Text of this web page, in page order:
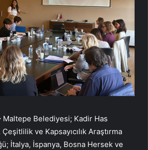
Maltepe Belediyesi; Kadir Has
ve Kapsayıcılık Araştırma
İtalya, İspanya, Bosna Hersek ve